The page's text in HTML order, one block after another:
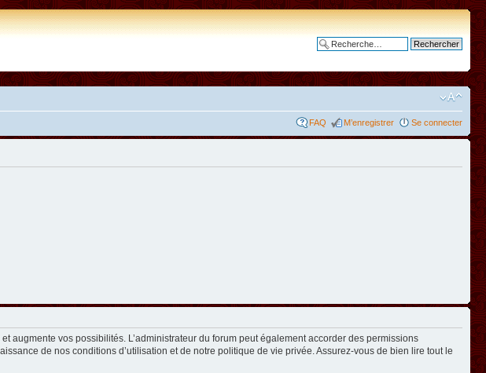
FAQ M’enregistrer Se connecter
augmente vos possibilités. L’administrateur du forum peut également accorder des permissions
de nos conditions d’utilisation et de notre politique de vie privée. Assurez-vous de bien lire tout le